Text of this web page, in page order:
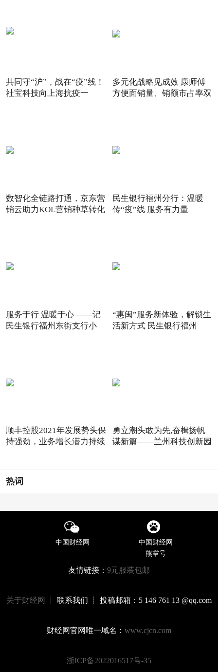
共同守“沪”，战在“疫”线！
社宝科技向上海抗疫一
多元化战略见成效 康师傅
方便面销量、销额市占率双
数智化全链路打通，京东营
销云助力KOL营销种草转化
民生银行福州分行：温暖
传“疫”线 服务有力量
服务于行 温暖于心 ——记
民生银行福州东街支行小
“惠闽”服务新体验，解锁生
活新方式 民生银行福州
顺丰控股2021年发展势头保
持强劲，业务增长潜力持续
勇立潮头敢为先,奋楫扬帆
谋新篇——兰州科技创新园
热词
中国财经网
中国财经网
熊掌号
友情链接： 9元服装包邮
关于财经网 ┊ 联系我们 ┊ 投稿邮箱：5 146 761 13 @qq.com
财经网官网唯一域名： www.cjcn.com
浙ICP备2022016517号-35